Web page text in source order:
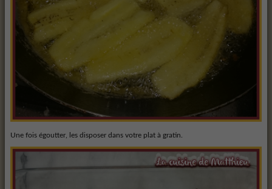
Une fois égoutter, les disposer dans votre plat à gratin.